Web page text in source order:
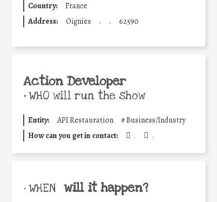
Country:
France
Address:
Oignies . . 62590
Action Developer
•WHO will run the show
Entity: API Restauration #Business/Industry
How can you get in contact:
. .
• WHEN will it happen?